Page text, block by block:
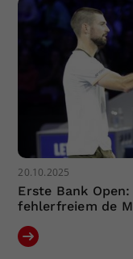
20.10.2025
Erste Bank
fehlerfreiem de